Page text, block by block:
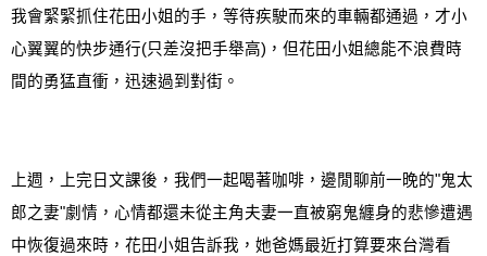
我會緊緊抓住花田小姐的手，等待疾駛而來的車輛都通過，才小
心翼翼的快步通行(只差沒把手舉高) ，但花田小姐總能不浪費時
間的勇猛直衝，迅速過到對街。
上週，上完日文課後，我們一起喝著咖啡 ， 邊閒聊前一晚的"鬼太
郎之妻"劇情，心情都還未從主角夫妻一直被窮鬼纏身的悲慘遭遇
中恢復過來時，花田小姐告訴我，她爸媽最近打算要來台灣看